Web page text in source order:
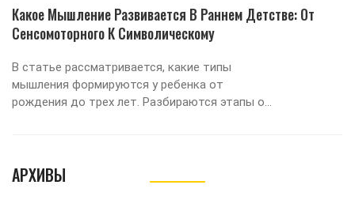
Какое Мышление Развивается В Раннем Детстве: От
Сенсомоторного К Символическому
В статье рассматривается, какие типы
мышления формируются у ребенка от
рождения до трех лет. Разбираются этапы от
развития без излишней академизации.
АРХИВЫ